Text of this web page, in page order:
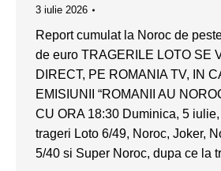
3 iulie 2026
Report cumulat la Noroc de
de euro TRAGERILE LOTO SE
DIRECT, PE ROMANIA TV, IN
EMISIUNII “ROMANII AU
CU ORA 18:30 Duminica, 5
trageri Loto 6/49, Noroc, Joker,
5/40 si Super Noroc, dupa ce la